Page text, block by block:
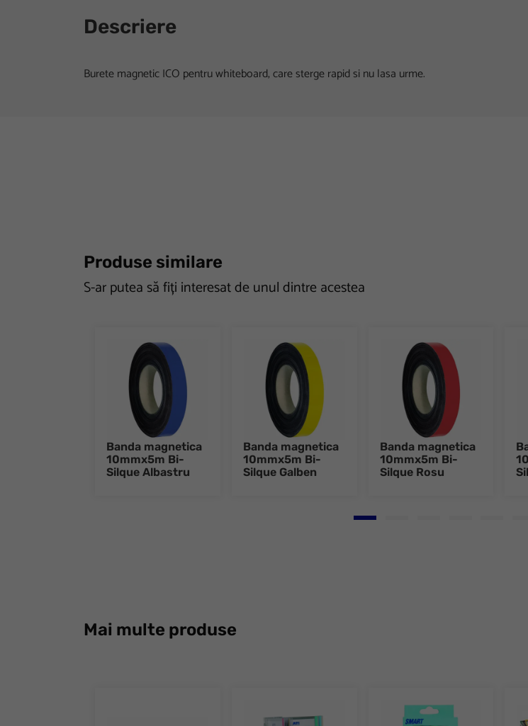
Descriere
Burete magnetic ICO pentru whiteboard, care sterge rapid si nu lasa urme.
Produse similare
S-ar putea să fiți interesat de unul dintre acestea
Banda magnetica
10mmx5m Bi-
Silque Albastru
Banda magnetica
10mmx5m Bi-
Silque Galben
Banda magnetica
10mmx5m Bi-
Silque Rosu
Go to slide 1
Mai multe produse